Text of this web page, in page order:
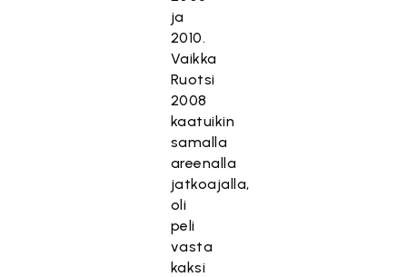
ja
2010.
Vaikka
Ruotsi
2008
kaatuikin
samalla
areenalla
jatkoajalla,
oli
peli
vasta
kaksi